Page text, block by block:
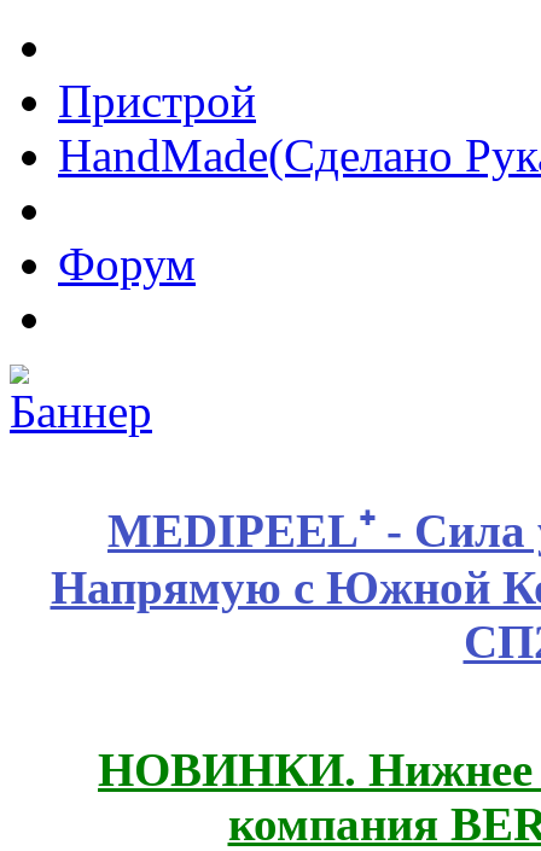
Пристрой
HandMade(Сделано
Форум
MEDIPEEL⁺ - Сила
Напрямую с Южной
НОВИНКИ. Нижнее
компания